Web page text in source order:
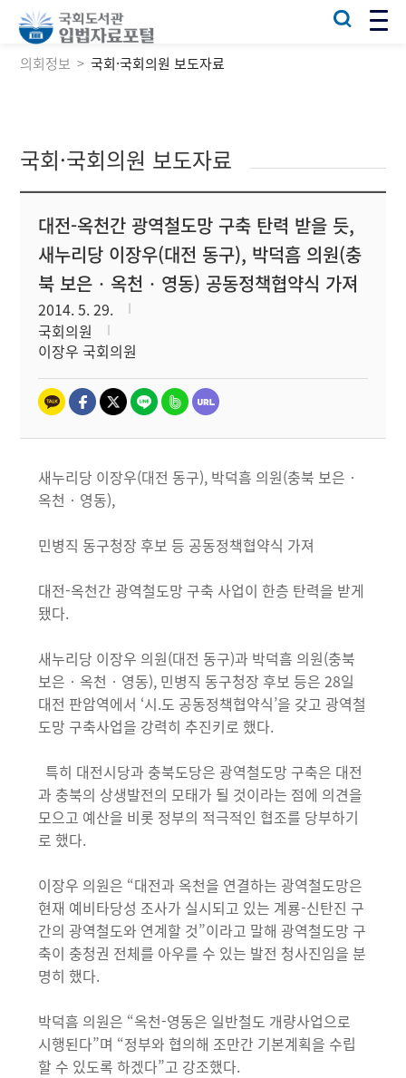
의회정보 국회·국회의원 보도자료
국회·국회의원 보도자료
대전-옥천간 광역철도망 구축 탄력 받을 듯,
새누리당 이장우(대전 동구), 박덕흠 의원(충
북 보은‧옥천‧영동) 공동정책협약식 가져
2014. 5. 29.
국회의원
이장우 국회의원
​새누리당 이장우(대전 동구), 박덕흠 의원(충북 보은‧
옥천‧영동),
민병직 동구청장 후보 등 공동정책협약식 가져
대전-옥천간 광역철도망 구축 사업이 한층 탄력을 받게
됐다.
새누리당 이장우 의원(대전 동구)과 박덕흠 의원(충북
보은‧옥천‧영동), 민병직 동구청장 후보 등은 28일
대전 판암역에서 ‘시.도 공동정책협약식’을 갖고 광역철
도망 구축사업을 강력히 추진키로 했다.
특히 대전시당과 충북도당은 광역철도망 구축은 대전
과 충북의 상생발전의 모태가 될 것이라는 점에 의견을
모으고 예산을 비롯 정부의 적극적인 협조를 당부하기
로 했다.
이장우 의원은 “대전과 옥천을 연결하는 광역철도망은
현재 예비타당성 조사가 실시되고 있는 계룡-신탄진 구
간의 광역철도와 연계할 것”이라고 말해 광역철도망 구
축이 충청권 전체를 아우를 수 있는 발전 청사진임을 분
명히 했다.
박덕흠 의원은 “옥천-영동은 일반철도 개량사업으로
시행된다”며 “정부와 협의해 조만간 기본계획을 수립
할 수 있도록 하겠다”고 강조했다.